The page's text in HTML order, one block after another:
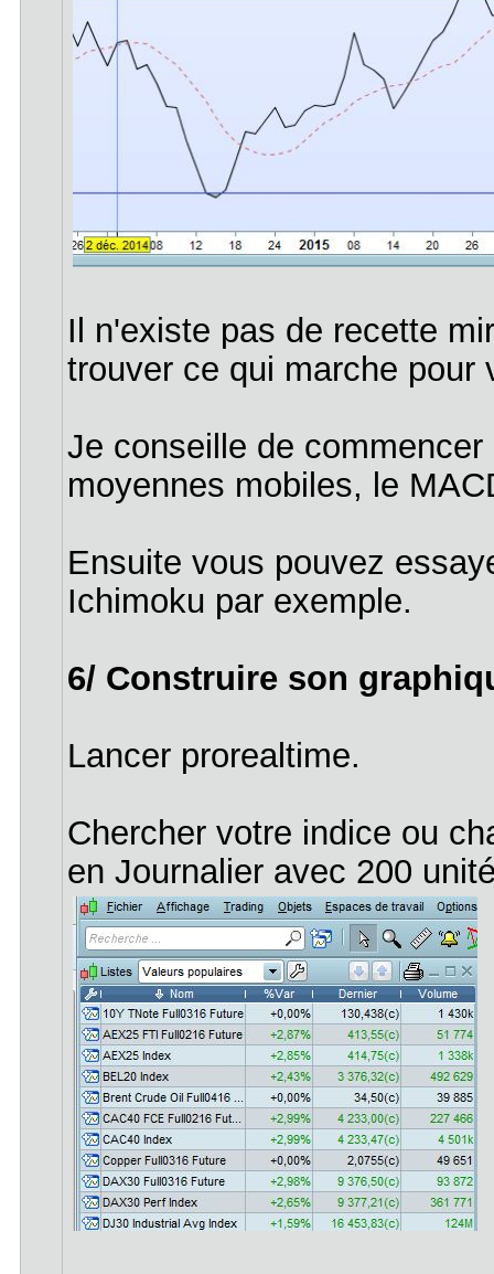
Il n'existe pas de recette
trouver ce qui marche pour
Je conseille de
moyennes mobiles, le
Ensuite vous pouvez
Ichimoku par exemple.
6/ Construire son
Lancer prorealtime.
Chercher votre indice ou
en Journalier avec 200